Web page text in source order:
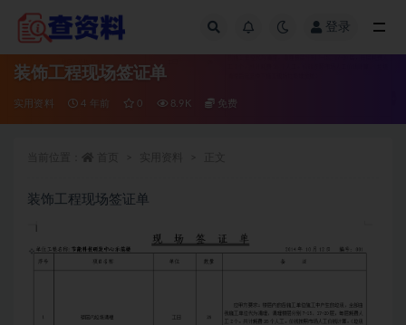
登录
装饰工程现场签证单
实用资料 4 年前 0 8.9K 免费
装饰工程现场签证单